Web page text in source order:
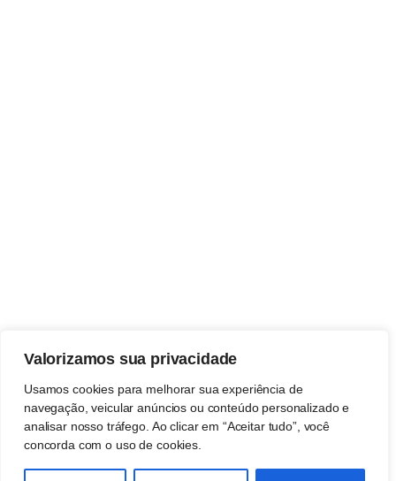
Valorizamos sua privacidade
Usamos cookies para melhorar sua experiência de
navegação, veicular anúncios ou conteúdo personalizado e
analisar nosso tráfego. Ao clicar em “Aceitar tudo”, você
concorda com o uso de cookies.